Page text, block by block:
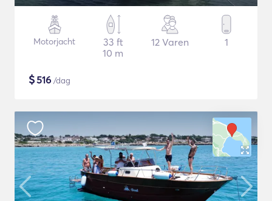
Motorjacht
33 ft
10 m
12 Varen 1
$516 /dag